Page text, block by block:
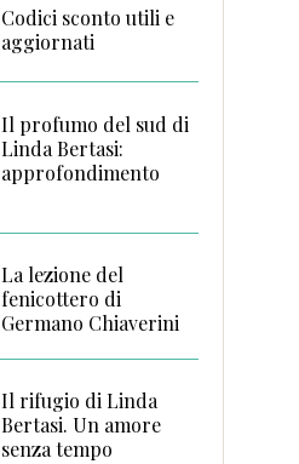
Codici sconto utili e
aggiornati
Il profumo del sud di
Linda Bertasi:
approfondimento
La lezione del
fenicottero di
Germano Chiaverini
Il rifugio di Linda
Bertasi. Un amore
senza tempo